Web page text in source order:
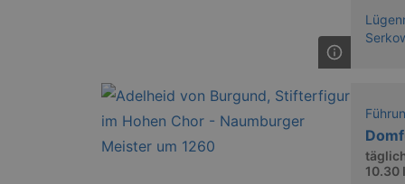
10.30
axd